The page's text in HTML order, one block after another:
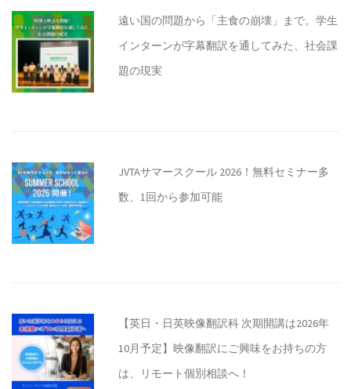
遠い国の問題から「主食の崩壊」まで。学生
インターンが字幕翻訳を通してみた、社会課
題の現実
JVTAサマースクール 2026！無料セミナー多
数、1回から参加可能
【英日・日英映像翻訳科 次期開講は2026年
10月予定】映像翻訳にご興味をお持ちの方
は、リモート個別相談へ！